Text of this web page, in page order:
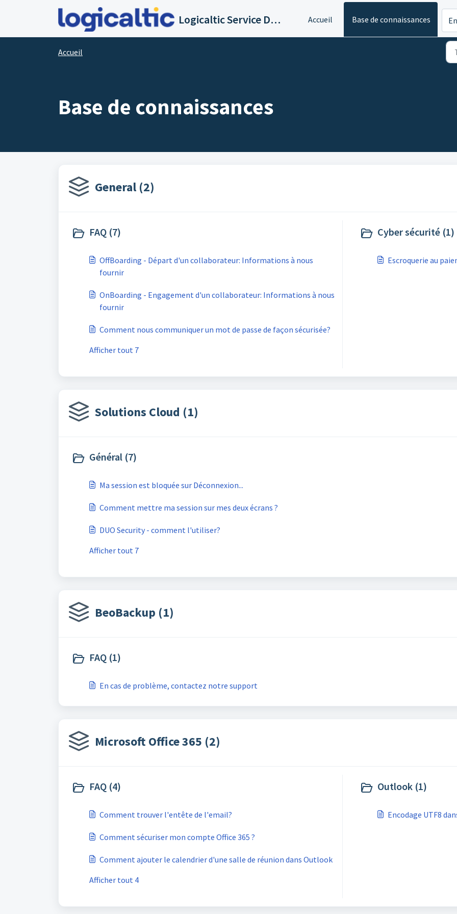
Passer au contenu principal
Logicaltic Service Desk Accueil Base de connaissances
Accueil
Base de connaissances
General (2)
FAQ (7)
OffBoarding - Départ d'un collaborateur: Informations à nous
fournir
OnBoarding - Engagement d'un collaborateur: Informations à nous
fournir
Comment nous communiquer un mot de passe de façon sécurisée?
Afficher tout 7
Cyber sécurité (1)
Escroquerie au
Solutions Cloud (1)
Général (7)
Ma session est bloquée sur Déconnexion...
Comment mettre ma session sur mes deux écrans ?
DUO Security - comment l'utiliser?
Afficher tout 7
BeoBackup (1)
FAQ (1)
En cas de problème, contactez notre support
Microsoft Office 365 (2)
FAQ (4)
Comment trouver l'entête de l'email?
Comment sécuriser mon compte Office 365 ?
Comment ajouter le calendrier d'une salle de réunion dans Outlook
Afficher tout 4
Outlook (1)
Encodage UTF8